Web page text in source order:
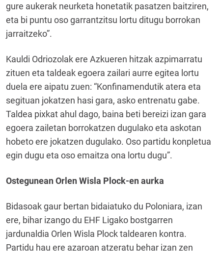
gure aukerak neurketa honetatik pasatzen baitziren,
eta bi puntu oso garrantzitsu lortu ditugu borrokan
jarraitzeko”.
Kauldi Odriozolak ere Azkueren hitzak azpimarratu
zituen eta taldeak egoera zailari aurre egitea lortu
duela ere aipatu zuen: “Konfinamendutik atera eta
segituan jokatzen hasi gara, asko entrenatu gabe.
Taldea pixkat ahul dago, baina beti bereizi izan gara
egoera zailetan borrokatzen dugulako eta askotan
hobeto ere jokatzen dugulako. Oso partidu konpletua
egin dugu eta oso emaitza ona lortu dugu”.
Ostegunean Orlen Wisla Plock-en aurka
Bidasoak gaur bertan bidaiatuko du Poloniara, izan
ere, bihar izango du EHF Ligako bostgarren
jardunaldia Orlen Wisla Plock taldearen kontra.
Partidu hau ere azaroan atzeratu behar izan zen